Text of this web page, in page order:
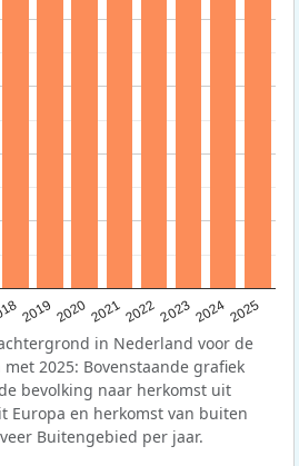
2019 202020212022202320242025
in Nederland voor de
2025: Bovenstaande grafiek
bevolking naar herkomst uit
Europa en herkomst van buiten
Buitengebied per jaar.